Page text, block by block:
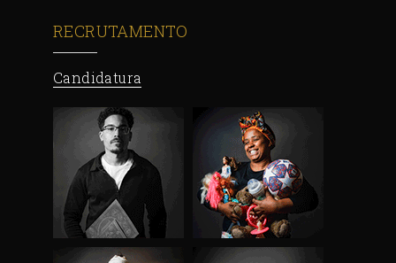
RECRUTAMENTO
Candidatura